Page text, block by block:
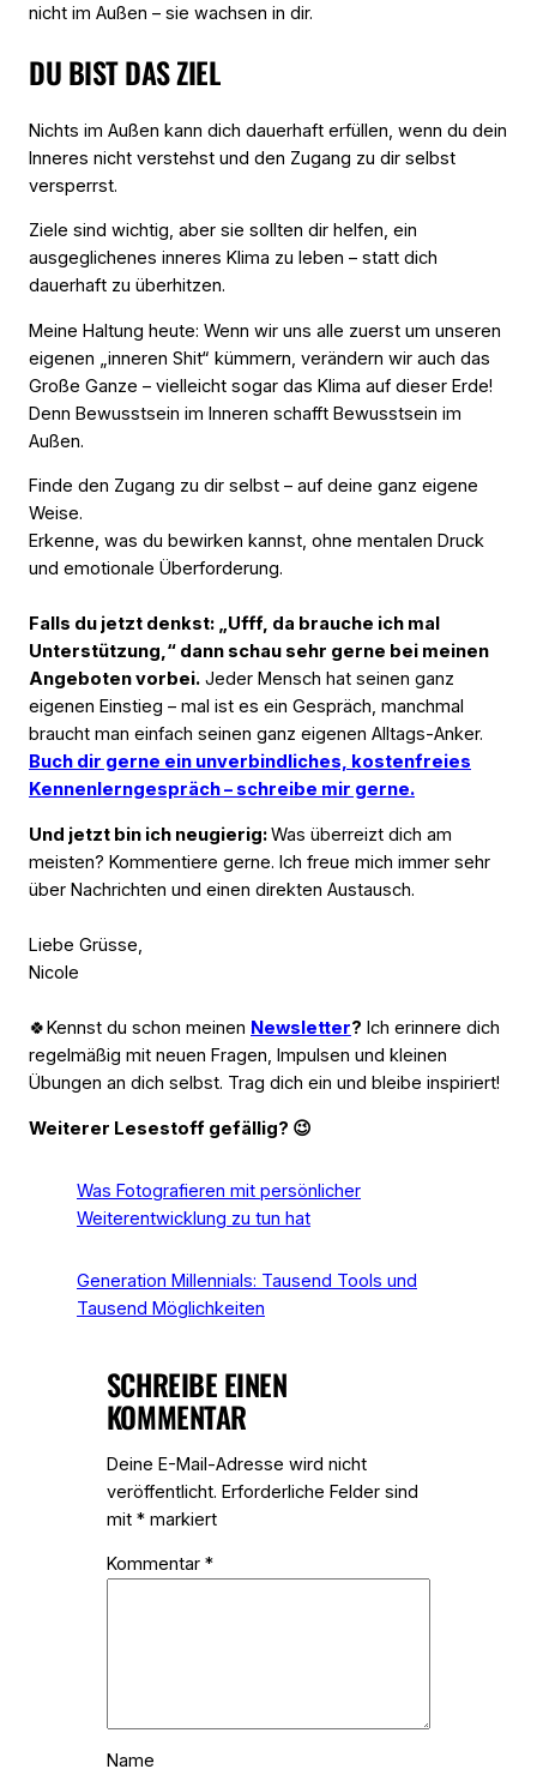
nicht im Außen – sie wachsen in dir.
DU BIST DAS ZIEL
Nichts im Außen kann dich dauerhaft erfüllen, wenn du dein
Inneres nicht verstehst und den Zugang zu dir selbst
versperrst.
Ziele sind wichtig, aber sie sollten dir helfen, ein
ausgeglichenes inneres Klima zu leben – statt dich
dauerhaft zu überhitzen.
Meine Haltung heute: Wenn wir uns alle zuerst um unseren
eigenen „inneren Shit“ kümmern, verändern wir auch das
Große Ganze – vielleicht sogar das Klima auf dieser Erde!
Denn Bewusstsein im Inneren schafft Bewusstsein im
Außen.
Finde den Zugang zu dir selbst – auf deine ganz eigene
Weise.
Erkenne, was du bewirken kannst, ohne mentalen Druck
und emotionale Überforderung.
Falls du jetzt denkst: „Ufff, da brauche ich mal
Unterstützung,“ dann schau sehr gerne bei meinen
Angeboten vorbei. Jeder Mensch hat seinen ganz
eigenen Einstieg – mal ist es ein Gespräch, manchmal
braucht man einfach seinen ganz eigenen Alltags-Anker.
Buch dir gerne ein unverbindliches, kostenfreies
Kennenlerngespräch – schreibe mir gerne.
Und jetzt bin ich neugierig:Was überreizt dich am
meisten? Kommentiere gerne. Ich freue mich immer sehr
über Nachrichten und einen direkten Austausch.
Liebe Grüsse,
Nicole
🍀Kennst du schon meinen Newsletter? Ich erinnere dich
regelmäßig mit neuen Fragen, Impulsen und kleinen
Übungen an dich selbst. Trag dich ein und bleibe inspiriert!
Weiterer Lesestoff gefällig? 😉
Was Fotografieren mit persönlicher
Weiterentwicklung zu tun hat
Generation Millennials: Tausend Tools und
Tausend Möglichkeiten
SCHREIBE EINEN
KOMMENTAR
Deine E-Mail-Adresse wird nicht
veröffentlicht. Erforderliche Felder sind
mit *markiert
Kommentar *
Name